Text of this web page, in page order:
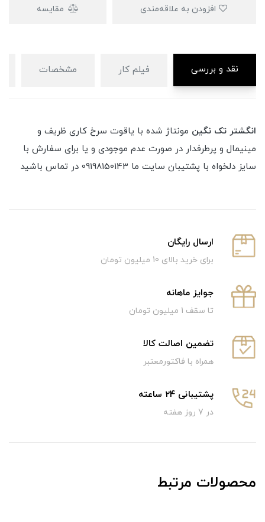
مقایسه
نقد و بررسی فیلم کار مشخصات
انگشتر تک نگین مونتاژ شده با یاقوت سرخ کاری ظریف و
مینیمال و پرطرفدار در صورت عدم موجودی و یا برای سفارش با
سایز دلخواه با پشتیبان سایت ما 09198150143 در تماس باشید
ارسال رایگان
برای خرید بالای 10 میلیون تومان
جوایز ماهانه
تا سقف 1 میلیون تومان
تضمین اصالت کالا
همراه با فاکتورمعتبر
پشتیبانی 24 ساعته
در 7 روز هفته
محصولات مرتبط